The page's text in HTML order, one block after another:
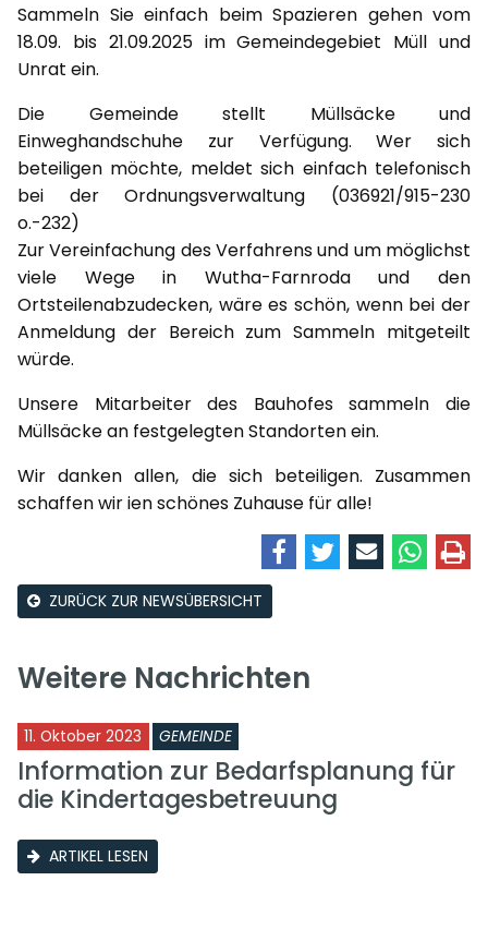
Sammeln Sie einfach beim Spazieren gehen vom
18.09. bis 21.09.2025 im Gemeindegebiet Müll und
Unrat ein.
Die Gemeinde stellt Müllsäcke und
Einweghandschuhe zur Verfügung. Wer sich
beteiligen möchte, meldet sich einfach telefonisch
bei der Ordnungsverwaltung (036921/915-230
o.-232)
Zur Vereinfachung des Verfahrens und um möglichst
viele Wege in Wutha-Farnroda und den
Ortsteilenabzudecken, wäre es schön, wenn bei der
Anmeldung der Bereich zum Sammeln mitgeteilt
würde.
Unsere Mitarbeiter des Bauhofes sammeln die
Müllsäcke an festgelegten Standorten ein.
Wir danken allen, die sich beteiligen. Zusammen
schaffen wir ien schönes Zuhause für alle!
ZURÜCK ZUR NEWSÜBERSICHT
Weitere Nachrichten
11. Oktober 2023 GEMEINDE
Information zur Bedarfsplanung für
die Kindertagesbetreuung
ARTIKEL LESEN